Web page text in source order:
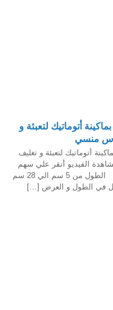
أتوماتيك لتعبئة و
أتوماتيك لتعبئة و تغليف
لمشاهدة الفيديو أنقر علي سهم
التشغيل المواصفات حجم الكيس الطول من 5 سم الي 28 سم